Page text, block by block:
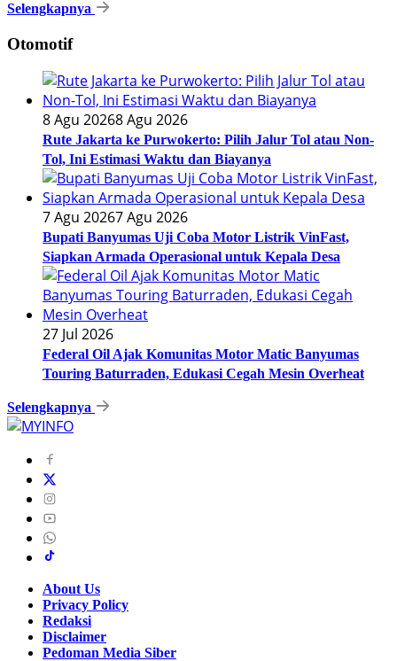
Selengkapnya
Otomotif
8 Agu 20268 Agu 2026
Rute Jakarta ke Purwokerto: Pilih Jalur Tol atau Non-
Tol, Ini Estimasi Waktu dan Biayanya
7 Agu 20267 Agu 2026
Bupati Banyumas Uji Coba Motor Listrik VinFast,
Siapkan Armada Operasional untuk Kepala Desa
27 Jul 2026
Federal Oil Ajak Komunitas Motor Matic Banyumas
Touring Baturraden, Edukasi Cegah Mesin Overheat
Selengkapnya
About Us
Privacy Policy
Redaksi
Disclaimer
Pedoman Media Siber